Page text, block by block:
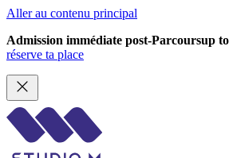
Aller au contenu principal
Admission immédiate post-Parcoursup
réserve ta place